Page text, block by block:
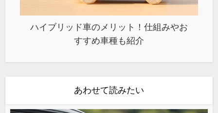
ハイブリッド車のメリット！仕組みやお
すすめ車種も紹介
あわせて読みたい